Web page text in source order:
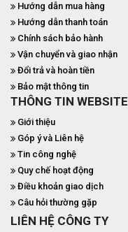
Hướng dẫn mua hàng
Hướng dẫn thanh toán
Chính sách bảo hành
Vận chuyển và giao nhận
Đổi trả và hoàn tiền
Bảo mật thông tin
THÔNG TIN WEBSITE
Giới thiệu
Góp ý và Liên hệ
Tin công nghệ
Quy chế hoạt động
Điều khoản giao dịch
Câu hỏi thường gặp
LIÊN HỆ CÔNG TY